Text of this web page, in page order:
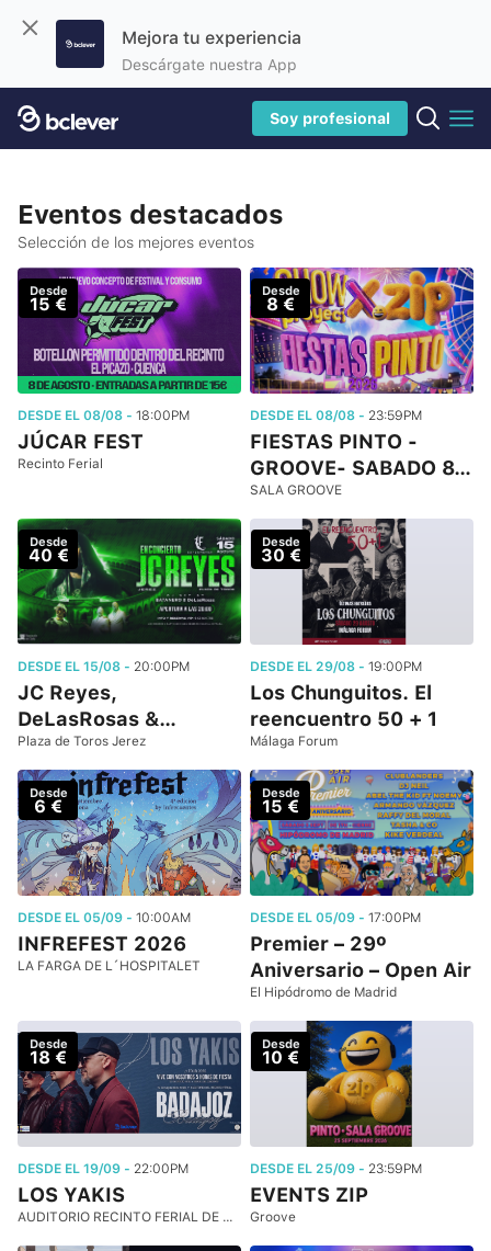
Mejora tu experiencia
Descárgate nuestra App
Soy profesional
Eventos destacados
Selección de los mejores eventos
Desde
15 €
DESDE EL 08/08 - 18:00PM
JÚCAR FEST
Recinto Ferial
Desde
8 €
DESDE EL 08/08 - 23:59PM
FIESTAS PINTO -
GROOVE- SABADO 8…
SALA GROOVE
Desde
40 €
DESDE EL 15/08 - 20:00PM
JC Reyes,
DeLasRosas &…
Plaza de Toros Jerez
Desde
30 €
DESDE EL 29/08 -19:00PM
Los Chunguitos. El
reencuentro 50 + 1
Málaga Forum
Desde
6 €
DESDE EL 05/09 - 10:00AM
INFREFEST 2026
LA FARGA DE L´HOSPITALET
Desde
15 €
DESDE EL 05/09 -17:00PM
Premier – 29º
Aniversario – Open Air
El Hipódromo de Madrid
Desde
18 €
DESDE EL 19/09 - 22:00PM
LOS YAKIS
AUDITORIO RECINTO FERIAL DE BADAJOZ -
Desde
10 €
DESDE EL 25/09 - 23:59PM
EVENTS ZIP
Groove